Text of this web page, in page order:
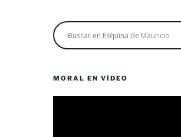
MORAL EN VÍDEO